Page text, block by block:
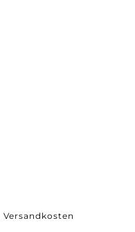
Versandkosten